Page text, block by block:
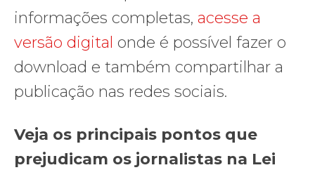
informações completas, acesse a
versão digital onde é possível fazer o
download e também compartilhar a
publicação nas redes sociais.
Veja os principais pontos que
prejudicam os jornalistas na Lei